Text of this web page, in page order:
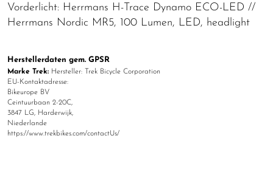
Vorderlicht: Herrmans H-Trace Dynamo ECO-LED //
Herrmans Nordic MR5, 100 Lumen, LED, headlight
Herstellerdaten gem. GPSR
Marke Trek: Hersteller: Trek Bicycle Corporation
EU-Kontaktadresse:
Bikeurope BV
Ceintuurbaan 2-20C,
3847 LG, Harderwijk,
Niederlande
https://www.trekbikes.com/contactUs/